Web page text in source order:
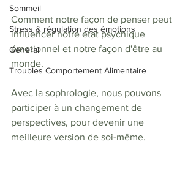
Sommeil
Stress & régulation des émotions
Général
Troubles Comportement Alimentaire
Comment notre façon de penser peut
influencer notre état psychique
émotionnel et notre façon d'être au
monde.
Avec la sophrologie, nous pouvons
participer à un changement de
perspectives, pour devenir une
meilleure version de soi-même.